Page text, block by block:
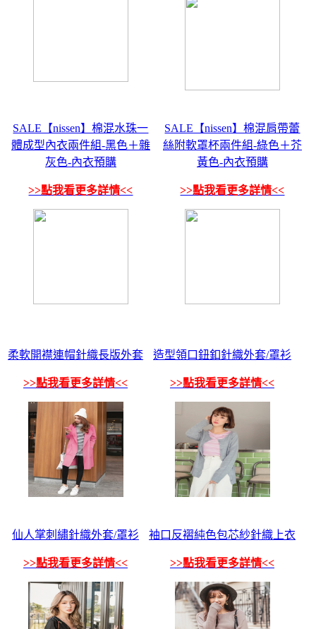
SALE【nissen】棉混水珠一
體成型內衣兩件組-黑色＋雜
灰色-內衣預購
>>點我看更多詳情<<
SALE【nissen】棉混肩帶蕾
絲附軟罩杯兩件組-綠色＋芥
黃色-內衣預購
>>點我看更多詳情<<
柔軟開襟連帽針織長版外套
>>點我看更多詳情<<
造型領口鈕釦針織外套/罩衫
>>點我看更多詳情<<
仙人掌刺繡針織外套/罩衫
>>點我看更多詳情<<
袖口反褶純色包芯紗針織上衣
>>點我看更多詳情<<